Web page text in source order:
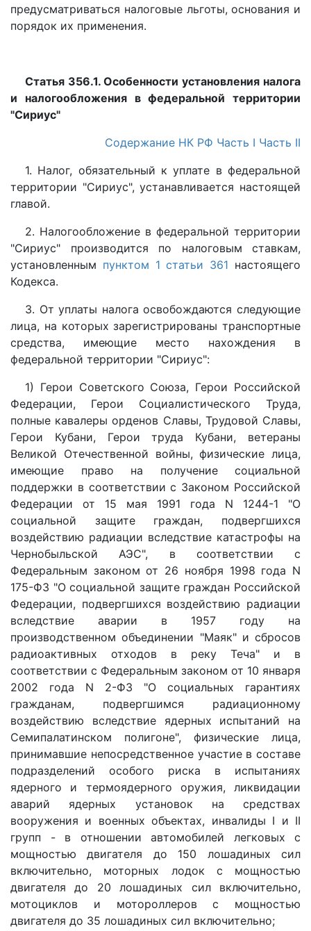
предусматриваться налоговые льготы, основания и
порядок их применения.
Статья 356.1. Особенности установления налога
и налогообложения в федеральной территории
"Сириус"
Содержание НК РФ Часть I Часть II
1. Налог, обязательный к уплате в федеральной
территории "Сириус", устанавливается настоящей
главой.
2. Налогообложение в федеральной территории
"Сириус" производится по налоговым ставкам,
установленным пунктом 1 статьи 361 настоящего
Кодекса.
3. От уплаты налога освобождаются следующие
лица, на которых зарегистрированы транспортные
средства, имеющие место нахождения в
федеральной территории "Сириус":
1) Герои Советского Союза, Герои Российской
Федерации, Герои Социалистического Труда,
полные кавалеры орденов Славы, Трудовой Славы,
Герои Кубани, Герои труда Кубани, ветераны
Великой Отечественной войны, физические лица,
имеющие право на получение социальной
поддержки в соответствии с Законом Российской
Федерации от 15 мая 1991 года N 1244-1 "О
социальной защите граждан, подвергшихся
воздействию радиации вследствие катастрофы на
Чернобыльской АЭС", в соответствии с
Федеральным законом от 26 ноября 1998 года N
175-ФЗ "О социальной защите граждан Российской
Федерации, подвергшихся воздействию радиации
вследствие аварии в 1957 году на
производственном объединении "Маяк" и сбросов
радиоактивных отходов в реку Теча" и в
соответствии с Федеральным законом от 10 января
2002 года N 2-ФЗ "О социальных гарантиях
гражданам, подвергшимся радиационному
воздействию вследствие ядерных испытаний на
Семипалатинском полигоне", физические лица,
принимавшие непосредственное участие в составе
подразделений особого риска в испытаниях
ядерного и термоядерного оружия, ликвидации
аварий ядерных установок на средствах
вооружения и военных объектах, инвалиды I и II
групп - в отношении автомобилей легковых с
мощностью двигателя до 150 лошадиных сил
включительно, моторных лодок с мощностью
двигателя до 20 лошадиных сил включительно,
мотоциклов и мотороллеров с мощностью
двигателя до 35 лошадиных сил включительно;